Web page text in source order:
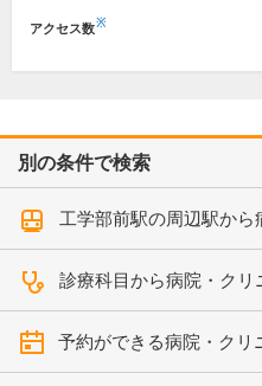
アクセス数※
別の条件で検索
工学部前駅の周辺駅か
診療科目から病院・ク
予約ができる病院・クリ